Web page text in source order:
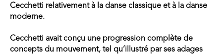
Cecchetti relativement à la danse classique et à la danse
moderne.
Cecchetti avait conçu une progression complète de
concepts du mouvement, tel qu’illustré par ses adages